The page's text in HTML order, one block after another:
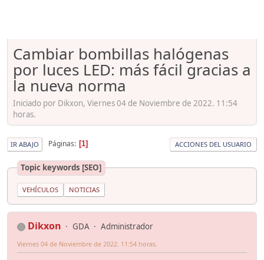
Cambiar bombillas halógenas
por luces LED: más fácil gracias a
la nueva norma
Iniciado por Dikxon, Viernes 04 de Noviembre de 2022. 11:54
horas.
IR ABAJO Páginas 1 ACCIONES DEL USUARIO
Topic keywords [SEO]
VEHÍCULOS NOTICIAS
Dikxon GDA Administrador
Viernes 04 de Noviembre de 2022. 11:54 horas.